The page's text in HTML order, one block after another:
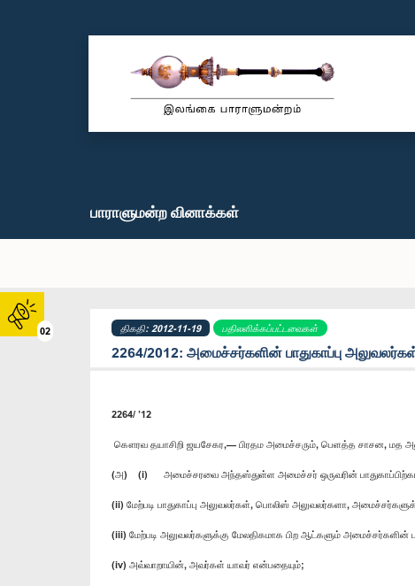
02
பாராளுமன்ற வினாக்கள்
திகதி: 2012-11-19 பதிலளிக்கப்பட்டவைகள்
2264/2012: அமைச்சர்களின் பாதுகாப்பு
2264/ ’12
கௌரவ தயாசிறி ஜயசேகர,— பிரதம அமைச்சரும், பெளத்த சாசன, மத
(அ) (i) அமைச்சரவை அந்தஸ்துள்ள அமைச்சர் ஒருவரின்
(ii) மேற்படி பாதுகாப்பு அலுவலர்கள், பொலிஸ் அலுவலர்களா,
(iii) மேற்படி அலுவலர்களுக்கு மேலதிகமாக பிற ஆட்களும் அமைச்சர்களின்
(iv) அவ்வாறாயின், அவர்கள் யாவர் என்பதையும்;